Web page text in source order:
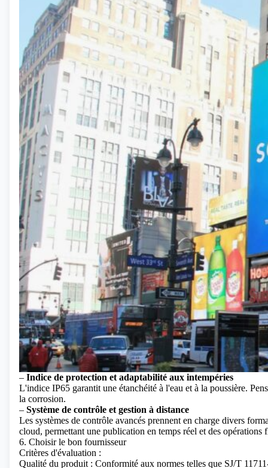
– Indice de protection et adaptabilité aux intempéries
L'indice IP65 garantit une étanchéité à l'eau et à la poussière.
la corrosion.
– Système de contrôle et gestion à distance
Les systèmes de contrôle avancés prennent en charge divers
cloud, permettant une publication en temps réel et des opérations
6. Choisir le bon fournisseur
Critères d'évaluation :
Qualité du produit : Conformité aux normes telles que SJ/T